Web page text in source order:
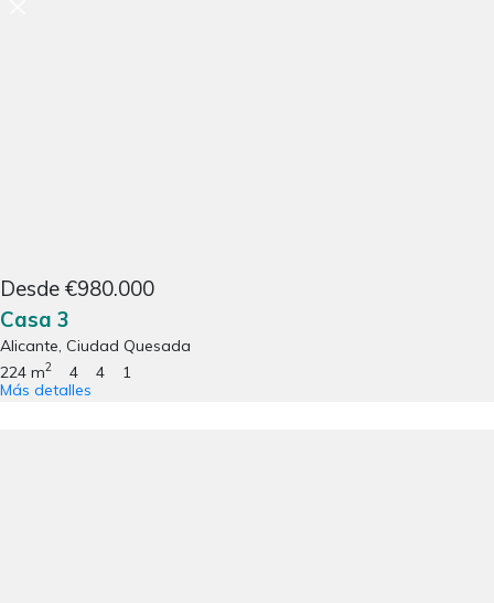
Desde €980.000
Casa 3
Alicante, Ciudad Quesada
224 m2 4 4
1
Más detalles